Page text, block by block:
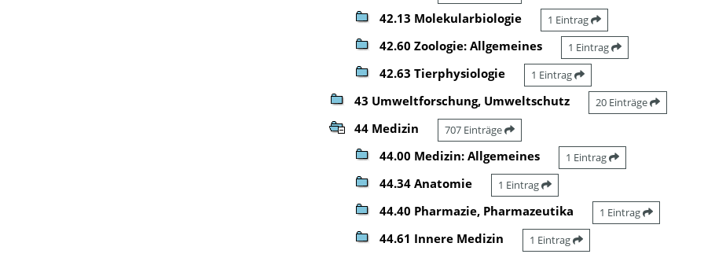
42.13 Molekularbiologie 1 Eintrag
42.60 Zoologie: Allgemeines 1 Eintrag
42.63 Tierphysiologie 1 Eintrag
43 Umweltforschung, Umweltschutz 20 Einträge
44 Medizin 707 Einträge
44.00 Medizin: Allgemeines 1 Eintrag
44.34 Anatomie 1 Eintrag
44.40 Pharmazie, Pharmazeutika 1 Eintrag
44.61 Innere Medizin 1 Eintrag